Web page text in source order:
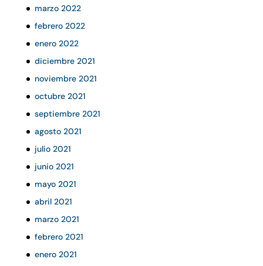
marzo 2022
febrero 2022
enero 2022
diciembre 2021
noviembre 2021
octubre 2021
septiembre 2021
agosto 2021
julio 2021
junio 2021
mayo 2021
abril 2021
marzo 2021
febrero 2021
enero 2021